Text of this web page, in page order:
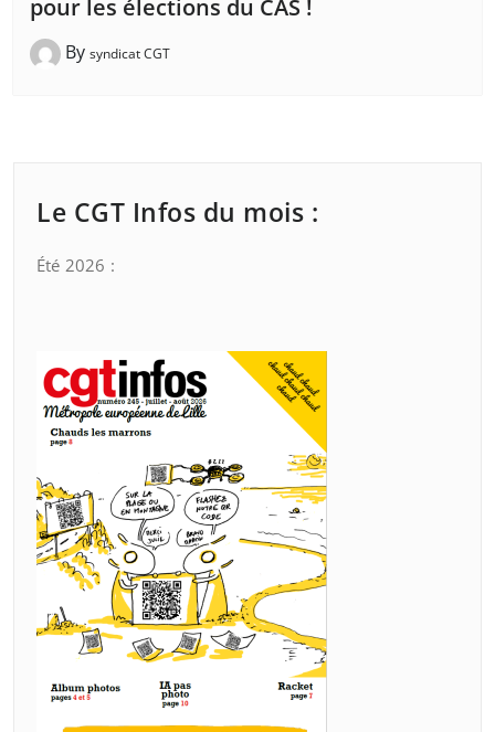
pour les élections du CAS !
By syndicat CGT
Le CGT Infos du mois :
Été 2026 :